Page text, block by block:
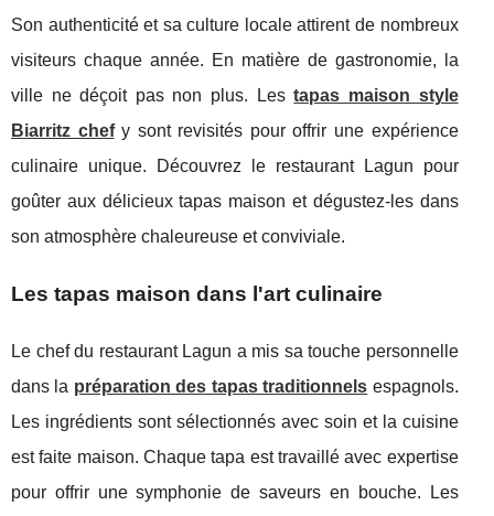
Son authenticité et sa culture locale attirent de nombreux
visiteurs chaque année. En matière de gastronomie, la
ville ne déçoit pas non plus. Lestapas maison style
Biarritz chefy sont revisités pour offrir une expérience
culinaire unique. Découvrez le restaurant Lagun pour
goûter aux délicieux tapas maison et dégustez-les dans
son atmosphère chaleureuse et conviviale.
Les tapas maison dans l'art culinaire
Le chef du restaurant Lagun a mis sa touche personnelle
dans la préparation des tapas traditionnels espagnols.
Les ingrédients sont sélectionnés avec soin et la cuisine
est faite maison. Chaque tapa est travaillé avec expertise
pour offrir une symphonie de saveurs en bouche. Les